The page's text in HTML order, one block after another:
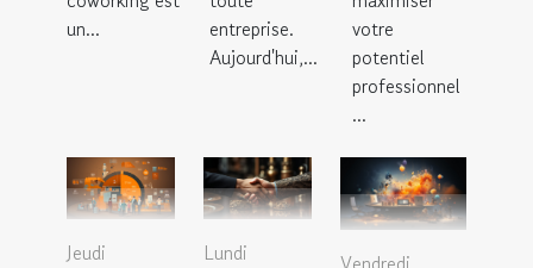
un...
entreprise.
Aujourd'hui,...
votre
potentiel
professionnel
...
Jeudi
Lundi